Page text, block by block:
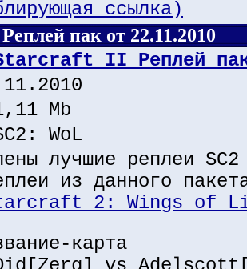
ссылка)
пак от 22.11.2010
II Реплей
Mb
WoL
лучшие реплеи
из данного
2: Wings of
карта